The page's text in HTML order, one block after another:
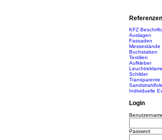
Referenzen
KFZ
Auslagen
Fassaden
Messestände
Buchstaben
Textilien
Aufkleber
Schilder
Transparente
Individuelle
Login
Passwort